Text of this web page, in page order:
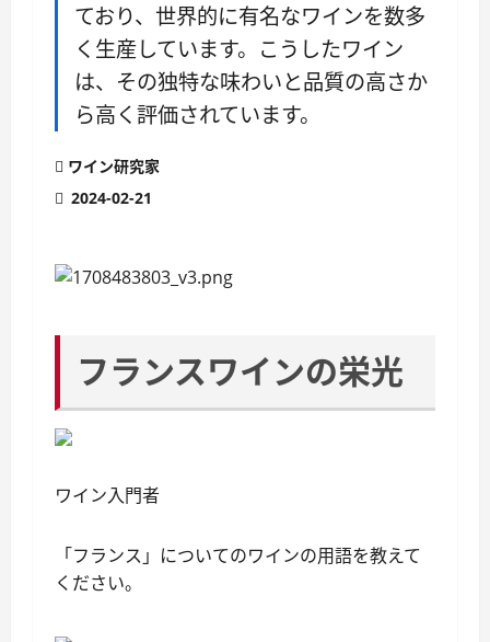
ており、世界的に有名なワインを数多
く生産しています。こうしたワイン
は、その独特な味わいと品質の高さか
ら高く評価されています。
ワイン研究家
2024-02-21
フランスワインの栄光
ワイン入門者
「フランス」についてのワインの用語を教えて
ください。